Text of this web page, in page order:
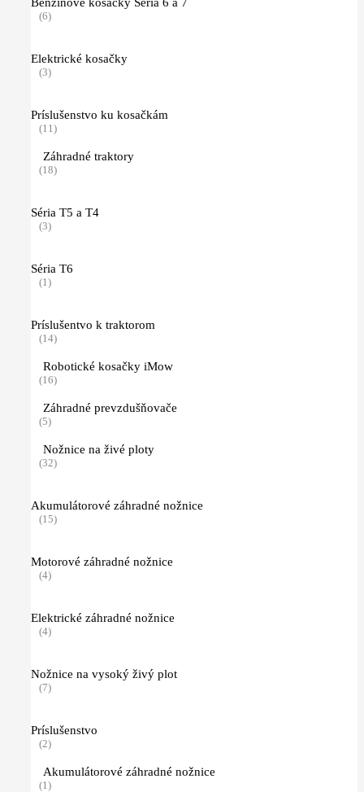
(6)
Elektrické kosačky
(3)
Príslušenstvo ku kosačkám
(11)
Záhradné traktory
(18)
Séria T5 a T4
(3)
Séria T6
(1)
Príslušentvo k traktorom
(14)
Robotické kosačky iMow
(16)
Záhradné prevzdušňovače
(5)
Nožnice na živé ploty
(32)
Akumulátorové záhradné nožnice
(15)
Motorové záhradné nožnice
(4)
Elektrické záhradné nožnice
(4)
Nožnice na vysoký živý plot
(7)
Príslušenstvo
(2)
Akumulátorové záhradné nožnice
(1)